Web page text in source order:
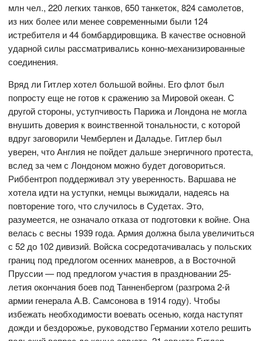
млн чел., 220 легких танков, 650 танкеток, 824 самолетов,
из них более или менее современными были 124
истребителя и 44 бомбардировщика. В качестве основной
ударной силы рассматривались конно-механизированные
соединения.
Вряд ли Гитлер хотел большой войны. Его флот был
попросту еще не готов к сражению за Мировой океан. С
другой стороны, уступчивость Парижа и Лондона не могла
внушить доверия к воинственной тональности, с которой
вдруг заговорили Чемберлен и Даладье. Гитлер был
уверен, что Англия не пойдет дальше энергичного протеста,
вслед за чем с Лондоном можно будет договориться.
Риббентроп поддерживал эту уверенность. Варшава не
хотела идти на уступки, немцы выжидали, надеясь на
повторение того, что случилось в Судетах. Это,
разумеется, не означало отказа от подготовки к войне. Она
велась с весны 1939 года. Армия должна была увеличиться
с 52 до 102 дивизий. Войска сосредотачивалась у польских
границ под предлогом осенних маневров, а в Восточной
Пруссии — под предлогом участия в праздновании 25-
летия окончания боев под Танненбергом (разгрома 2-й
армии генерала А.В. Самсонова в 1914 году). Чтобы
избежать необходимости воевать осенью, когда наступят
дожди и бездорожье, руководство Германии хотело решить